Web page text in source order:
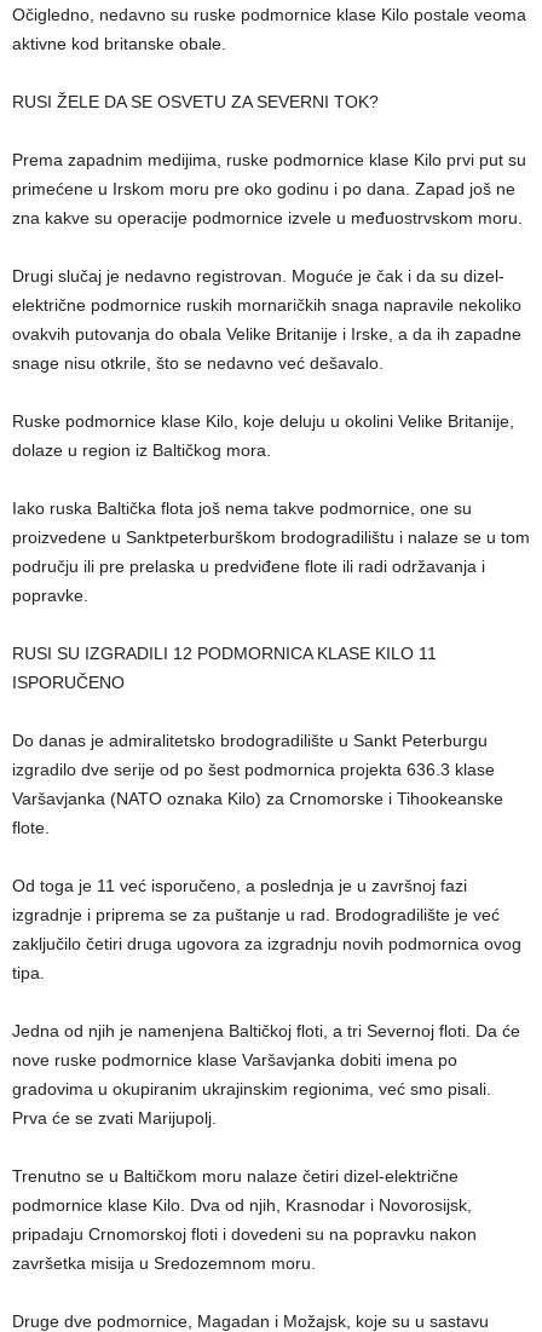
Očigledno, nedavno su ruske podmornice klase Kilo postale veoma
aktivne kod britanske obale.
RUSI ŽELE DA SE OSVETU ZA SEVERNI TOK?
Prema zapadnim medijima, ruske podmornice klase Kilo prvi put su
primećene u Irskom moru pre oko godinu i po dana. Zapad još ne
zna kakve su operacije podmornice izvele u međuostrvskom moru.
Drugi slučaj je nedavno registrovan. Moguće je čak i da su dizel-
električne podmornice ruskih mornaričkih snaga napravile nekoliko
ovakvih putovanja do obala Velike Britanije i Irske, a da ih zapadne
snage nisu otkrile, što se nedavno već dešavalo.
Ruske podmornice klase Kilo, koje deluju u okolini Velike Britanije,
dolaze u region iz Baltičkog mora.
Iako ruska Baltička flota još nema takve podmornice, one su
proizvedene u Sanktpeterburškom brodogradilištu i nalaze se u tom
području ili pre prelaska u predviđene flote ili radi održavanja i
popravke.
RUSI SU IZGRADILI 12 PODMORNICA KLASE KILO 11
ISPORUČENO
Do danas je admiralitetsko brodogradilište u Sankt Peterburgu
izgradilo dve serije od po šest podmornica projekta 636.3 klase
Varšavjanka (NATO oznaka Kilo) za Crnomorske i Tihookeanske
flote.
Od toga je 11 već isporučeno, a poslednja je u završnoj fazi
izgradnje i priprema se za puštanje u rad. Brodogradilište je već
zaključilo četiri druga ugovora za izgradnju novih podmornica ovog
tipa.
Jedna od njih je namenjena Baltičkoj floti, a tri Severnoj floti. Da će
nove ruske podmornice klase Varšavjanka dobiti imena po
gradovima u okupiranim ukrajinskim regionima, već smo pisali.
Prva će se zvati Marijupolj.
Trenutno se u Baltičkom moru nalaze četiri dizel-električne
podmornice klase Kilo. Dva od njih, Krasnodar i Novorosijsk,
pripadaju Crnomorskoj floti i dovedeni su na popravku nakon
završetka misija u Sredozemnom moru.
Druge dve podmornice, Magadan i Možajsk, koje su u sastavu